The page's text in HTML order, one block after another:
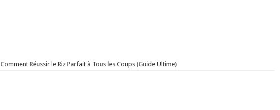
Comment Réussir le Riz Parfait à Tous les Coups (Guide Ultime)